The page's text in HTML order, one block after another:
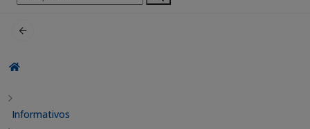
por:
Informativos